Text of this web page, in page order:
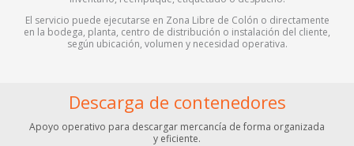
El servicio puede ejecutarse en Zona Libre de Colón o directamente
en la bodega, planta, centro de distribución o instalación del cliente,
según ubicación, volumen y necesidad operativa.
Descarga de contenedores
Apoyo operativo para descargar mercancía de forma organizada
y eficiente.